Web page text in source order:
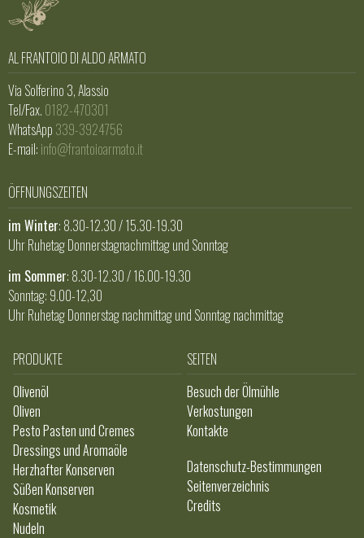
AL FRANTOIO DI ALDO ARMATO
Via Solferino 3, Alassio
Tel/Fax. 0182-470301
WhatsApp 339-3924756
E-mail: info@frantoioarmato.it
ÖFFNUNGSZEITEN
im Winter: 8.30-12.30 / 15.30-19.30
Uhr Ruhetag Donnerstagnachmittag und Sonntag
im Sommer: 8.30-12.30 / 16.00-19.30
Sonntag: 9.00-12,30
Uhr Ruhetag Donnerstag nachmittag und Sonntag nachmittag
PRODUKTE
Olivenöl
Oliven
Pesto Pasten und Cremes
Dressings und Aromaöle
Herzhafter Konserven
Süßen Konserven
Kosmetik
Nudeln
SEITEN
Besuch der Ölmühle
Verkostungen
Kontakte
Datenschutz-Bestimmungen
Seitenverzeichnis
Credits